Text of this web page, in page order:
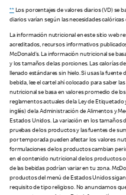
**Los porcentajes de valores diarios (VD) se
diarios varían según las necesidades calóricas
La información nutricional en este sitio web
acreditados, recursos informativos
McDonald’s. La información nutricional se
y los tamaños de las porciones. Las calorías
llenado estándares sin hielo. Si usas la
bebida, lee el cartel ahí colocado para saber
nutricional se basa en valores promedio de
reglamentos actuales de la Ley de
inglés) de la Administración de Alimentos y
Estados Unidos. La variación en los tamaños
pruebas de los productos y las fuentes de
por temporada pueden afectar los valores
formulaciones de los productos cambian
en el contenido nutricional de los productos
de las bebidas podrían variar en tu zona.
productos del menú de Estados Unidos
requisito de tipo religioso. No anunciamos